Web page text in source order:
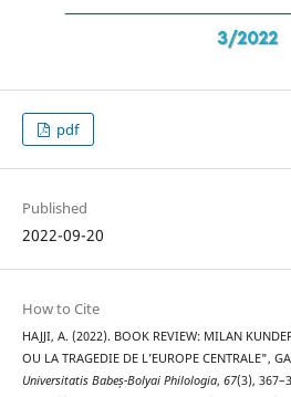
pdf
Published
2022-09-20
How to Cite
HAJJI, A. (2022). BOOK REVIEW: MILAN
OU LA TRAGEDIE DE L’EUROPE CENTRALE",
Universitatis Babeș-Bolyai Philologia, 67(3),